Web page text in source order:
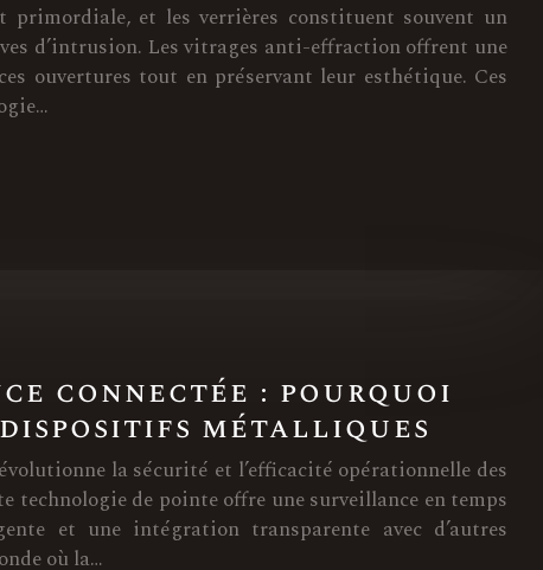
et les verrières constituent souvent un
d’intrusion. Les vitrages anti-effraction offrent une
ouvertures tout en préservant leur esthétique. Ces
connectée : pourquoi
métalliques
la sécurité et l’efficacité opérationnelle des
de pointe offre une surveillance en temps
et une intégration transparente avec d’autres
où la…